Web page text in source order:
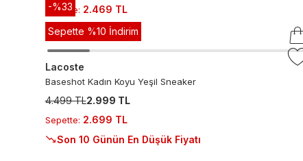
Sepette: 2.469 TL
-%33
Sepette %10 İndirim
Lacoste
Baseshot Kadın Koyu Yeşil Sneaker
4.499 TL2.999 TL
Sepette: 2.699 TL
Son 10 Günün En Düşük Fiyatı